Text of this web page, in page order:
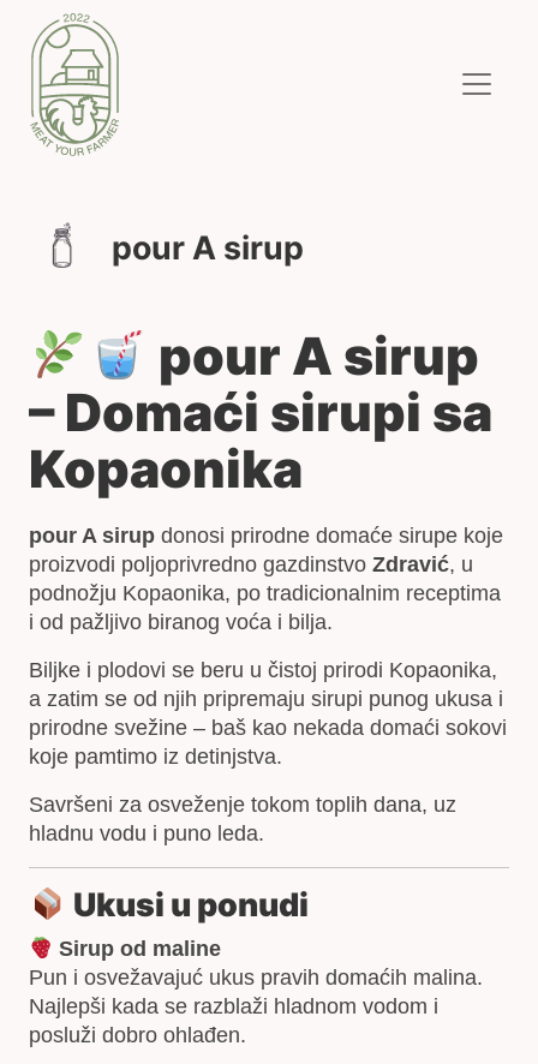
pour A sirup
pour A sirup
– Domaći sirupi sa
Kopaonika
pour A sirup donosi prirodne domaće sirupe koje
proizvodi poljoprivredno gazdinstvo Zdravić, u
podnožju Kopaonika, po tradicionalnim receptima
i od pažljivo biranog voća i bilja.
Biljke i plodovi se beru u čistoj prirodi Kopaonika,
a zatim se od njih pripremaju sirupi punog ukusa i
prirodne svežine – baš kao nekada domaći sokovi
koje pamtimo iz detinjstva.
Savršeni za osveženje tokom toplih dana, uz
hladnu vodu i puno leda.
Ukusi u ponudi
Sirup od maline
Pun i osvežavajuć ukus pravih domaćih malina.
Najlepši kada se razblaži hladnom vodom i
posluži dobro ohlađen.